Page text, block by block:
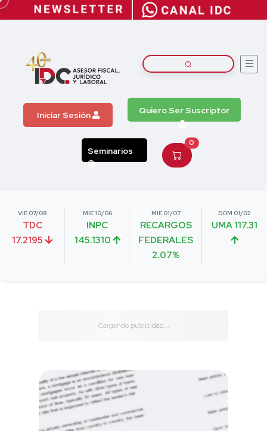
Iniciar Sesión Quiero Ser Suscriptor
Seminarios
0
VIE 07/08
TDC
17.2195
MIE 10/06
INPC
145.1310
MIE 01/07
RECARGOS
FEDERALES
2.07%
DOM 01/02
UMA 117.31